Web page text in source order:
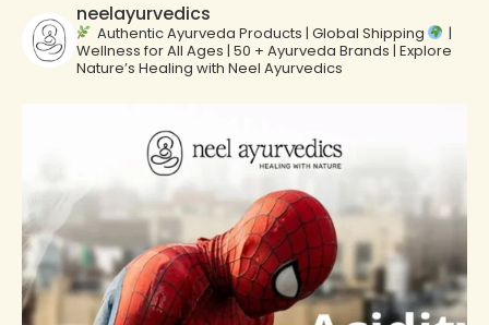
neelayurvedics
Authentic Ayurveda Products | Global Shipping
|
Wellness for All Ages | 50 + Ayurveda Brands | Explore
Nature’s Healing with Neel Ayurvedics